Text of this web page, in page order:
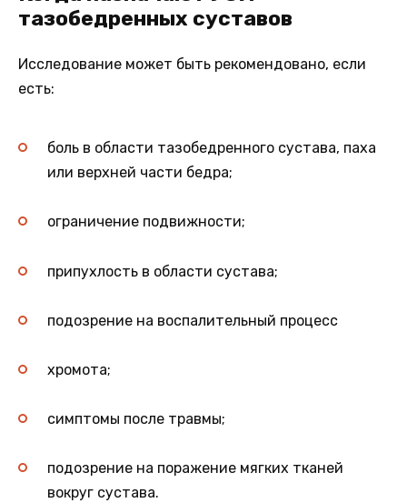
тазобедренных суставов
Исследование может быть рекомендовано, если
есть:
боль в области тазобедренного сустава, паха
или верхней части бедра;
ограничение подвижности;
припухлость в области сустава;
подозрение на воспалительный процесс
хромота;
симптомы после травмы;
подозрение на поражение мягких тканей
вокруг сустава.